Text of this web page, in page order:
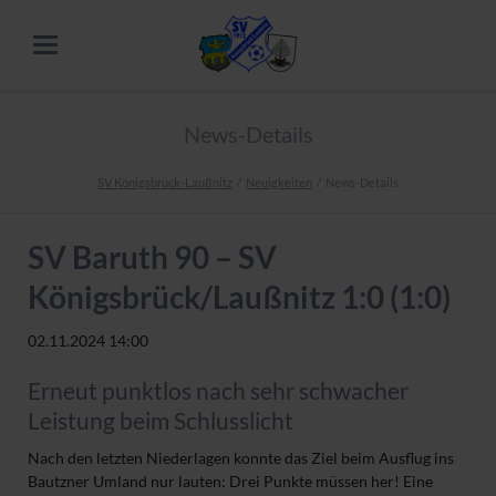
News-Details
SV Königsbrück-Laußnitz Neuigkeiten News-Details
SV Baruth 90 – SV
Königsbrück/Laußnitz 1:0 (1:0)
02.11.2024 14:00
Erneut punktlos nach sehr schwacher
Leistung beim Schlusslicht
Nach den letzten Niederlagen konnte das Ziel beim Ausflug ins
Bautzner Umland nur lauten: Drei Punkte müssen her! Eine